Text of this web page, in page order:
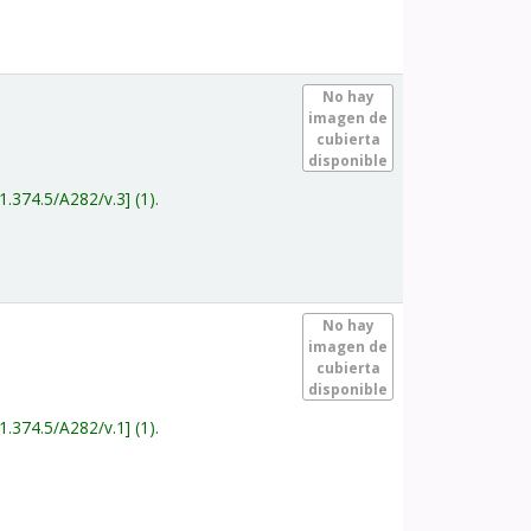
No hay
imagen de
cubierta
disponible
A282/v.3 (1).
No hay
imagen de
cubierta
disponible
A282/v.1 (1).